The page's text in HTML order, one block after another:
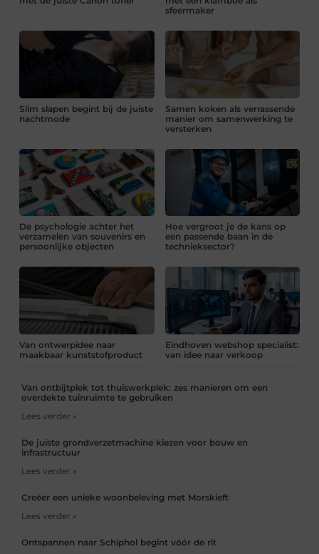
sfeermaker
Slim slapen begint bij de juiste
nachtmode
Samen koken als verrassende
manier om samenwerking te
versterken
De psychologie achter het
verzamelen van souvenirs en
persoonlijke objecten
Hoe vergroot je de kans op
een passende baan in de
technieksector?
Van ontwerpidee naar
maakbaar kunststofproduct
Eindhoven webshop specialist:
van idee naar verkoop
Van ontbijtplek tot thuiswerkplek: zes manieren om een
overdekte tuinruimte te gebruiken
Lees verder »
De juiste grondverzetmachine kiezen voor bouw en
infrastructuur
Lees verder »
Creëer een unieke woonbeleving met Morskieft
Lees verder »
Ontspannen naar Schiphol begint vóór de rit